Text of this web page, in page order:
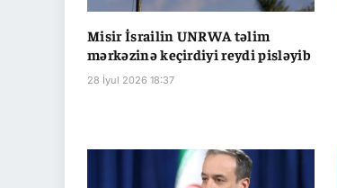
Misir İsrailin UNRWA təlim
mərkəzinə keçirdiyi reydi pisləyib
28 İyul 2026 18:37